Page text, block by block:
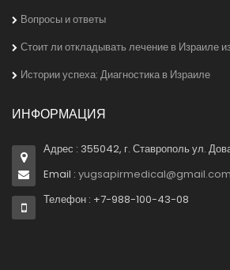
Вопросы и ответы
Стоит ли откладывать лечение в Израиле
Истории успеха: Диагностика в Израиле
ИНФОРМАЦИЯ
Адрес : 355042, г. Ставрополь ул.
Email : yugsapirmedical@gmail.com
Телефон : +7-988-100-43-08